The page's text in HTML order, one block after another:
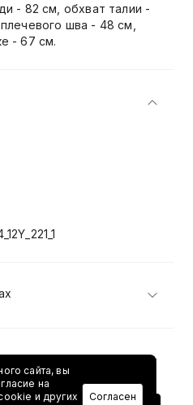
- 82 см, обхват талии -
шва - 48 см,
- 67 см.
сайта, вы
на
и других
Согласен